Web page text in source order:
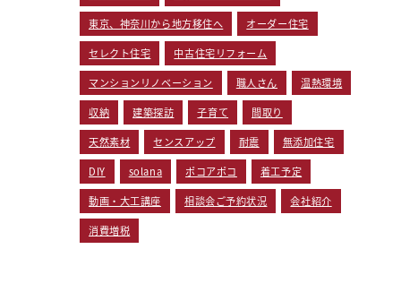
東京、神奈川から地方移住へ オーダー住宅
セレクト住宅 中古住宅リフォーム
マンションリノベーション 職人さん 温熱環境
収納 建築探訪 子育て 間取り
天然素材 センスアップ 耐震 無添加住宅
DIY solana ポコアポコ 着工予定
動画・大工講座 相談会ご予約状況 会社紹介
消費増税